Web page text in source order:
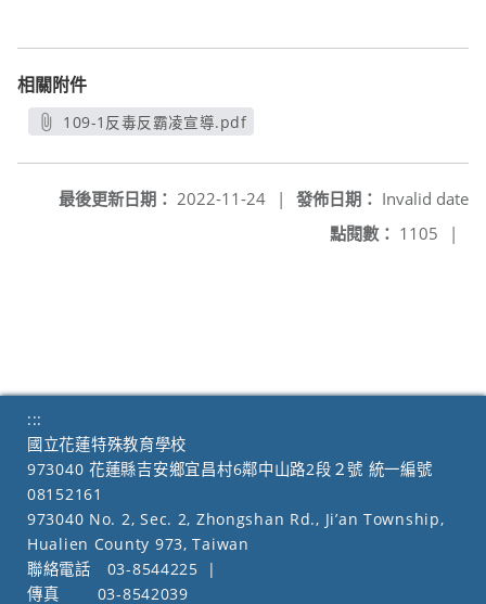
相關附件
109-1反毒反霸凌宣導.pdf
發佈日期： Invalid date
最後更新日期： 2022-11-24
|
點閱數： 1105 |
:::
國立花蓮特殊教育學校
973040 花蓮縣吉安鄉宜昌村6鄰中山路2段２號 統一編號
08152161
973040 No. 2, Sec. 2, Zhongshan Rd., Ji’an Township,
Hualien County 973, Taiwan
聯絡電話
03-8544225
|
傳真
03-8542039